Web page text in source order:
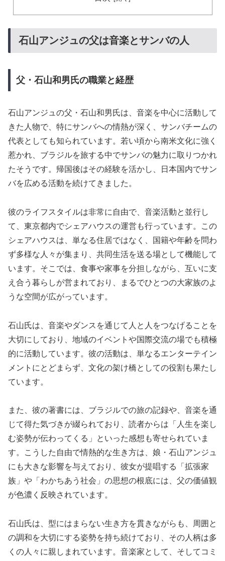
石山アンジュの父は音楽とサンバの人
父・石山和男氏の職業と経歴
石山アンジュの父・石山和男氏は、音楽を中心に活動して
きた人物で、特にサンバへの情熱が深く、サンバチームの
代表としても知られています。若い頃から南米文化に強く
惹かれ、ブラジルを旅する中でサンバの魅力に取りつかれ
たそうです。帰国後はその経験を活かし、日本国内でサン
バを広める活動を続けてきました。
彼のライフスタイルは非常に自由で、音楽活動と並行し
て、東京都内でシェアハウスの運営も行っています。この
シェアハウスは、単なる住居ではなく、国籍や年齢を問わ
ず多様な人々が集まり、共同生活を送る場として機能して
います。そこでは、食事や家事を分担しながら、互いに支
え合う暮らしが営まれており、まるでひとつの大家族のよ
うな空間が広がっています。
石山氏は、音楽やダンスを通じて人と人をつなげることを
大切にしており、地域のイベントや国際交流の場でも積極
的に活動しています。彼の活動は、単なるエンターテイン
メントにとどまらず、文化の架け橋としての役割も果たし
ています。
また、彼の著書には、ブラジルでの旅の記録や、音楽を通
じて得た気づきが綴られており、読者からは「人生を楽し
む姿勢が伝わってくる」といった感想も寄せられていま
す。こうした自由で情熱的な生き方は、娘・石山アンジュ
にも大きな影響を与えており、彼女が提唱する「拡張家
族」や「わかちあう社会」の思想の根底には、父の価値観
が色濃く反映されています。
石山氏は、型にはまらない生き方を貫きながらも、周囲と
の調和を大切にする姿勢を持ち続けており、その人柄は多
くの人々に親しまれています。音楽家として、そしてコミ